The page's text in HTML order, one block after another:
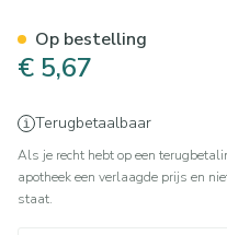
€ 5,67
Terugbetaalbaar
Als je recht hebt op een
apotheek een verlaagde prijs en
staat.
Op bestelling